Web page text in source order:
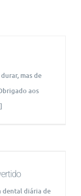
mas de
aos
dental diária de